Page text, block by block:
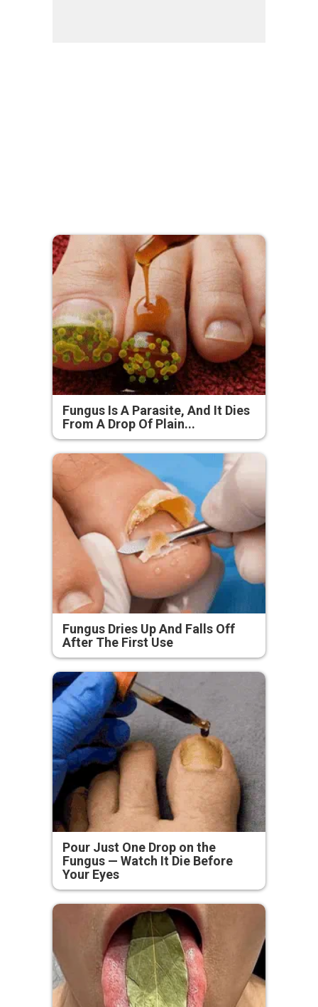
Fungus Is A Parasite, And It Dies
From A Drop Of Plain...
Fungus Dries Up And Falls Off
After The First Use
Pour Just One Drop on the
Fungus — Watch It Die Before
Your Eyes